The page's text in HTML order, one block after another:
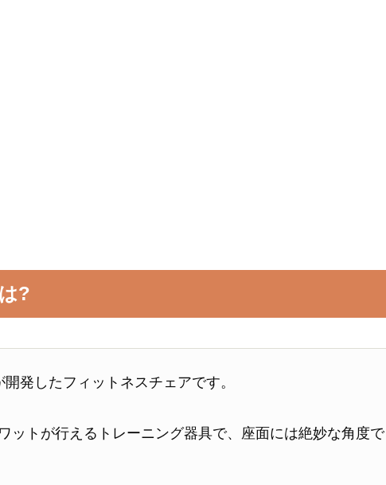
?
発したフィットネスチェアです。
ットが行えるトレーニング器具で、座面には絶妙な角度で